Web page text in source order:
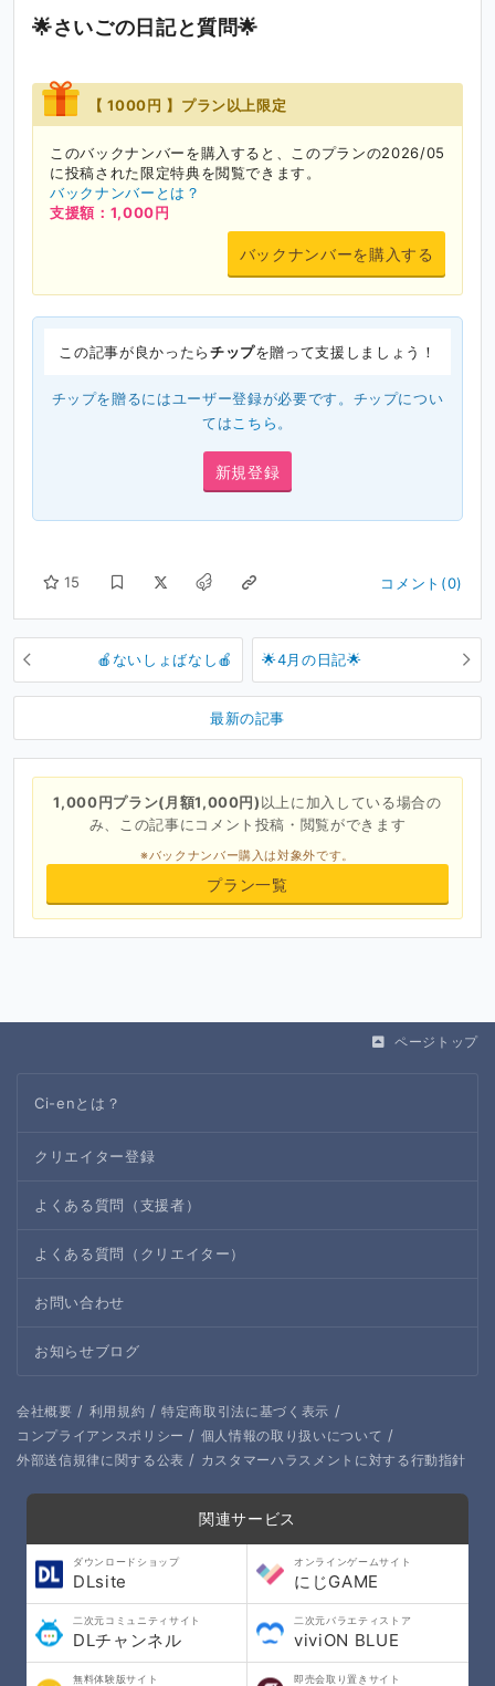
🌟さいごの日記と質問🌟
【 1000円 】プラン以上限定
このバックナンバーを購入すると、このプランの2026/05
に投稿された限定特典を閲覧できます。
バックナンバーとは？
支援額：1,000円
バックナンバーを購入する
この記事が良かったらチップを贈って支援しましょう！
チップを贈るにはユーザー登録が必要です。チップについ
てはこちら。
新規登録
15 コメント(0)
🍎ないしょばなし🍎 🌟4月の日記🌟
最新の記事
1,000円プラン(月額1,000円)以上に加入している場合の
み、この記事にコメント投稿・閲覧ができます
※バックナンバー購入は対象外です。
プラン一覧
ページトップ
Ci-enとは？
クリエイター登録
よくある質問（支援者）
よくある質問（クリエイター）
お問い合わせ
お知らせブログ
会社概要 / 利用規約 / 特定商取引法に基づく表示 /
コンプライアンスポリシー / 個人情報の取り扱いについて /
外部送信規律に関する公表 / カスタマーハラスメントに対する行動指針
関連サービス
ダウンロードショップ
DLsite
オンラインゲームサイト
にじGAME
二次元コミュニティサイト
DLチャンネル
二次元バラエティストア
viviON BLUE
無料体験版サイト 即売会取り置きサイト